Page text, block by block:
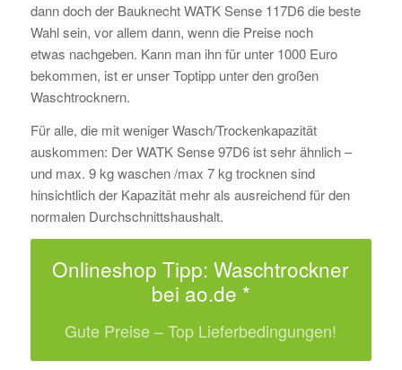
dann doch der Bauknecht WATK Sense 117D6 die beste
Wahl sein, vor allem dann, wenn die Preise noch
etwas nachgeben. Kann man ihn für unter 1000 Euro
bekommen, ist er unser Toptipp unter den großen
Waschtrocknern.
Für alle, die mit weniger Wasch/Trockenkapazität
auskommen: Der WATK Sense 97D6 ist sehr ähnlich –
und max. 9 kg waschen /max 7 kg trocknen sind
hinsichtlich der Kapazität mehr als ausreichend für den
normalen Durchschnittshaushalt.
Onlineshop Tipp: Waschtrockner
bei ao.de *
Gute Preise – Top Lieferbedingungen!